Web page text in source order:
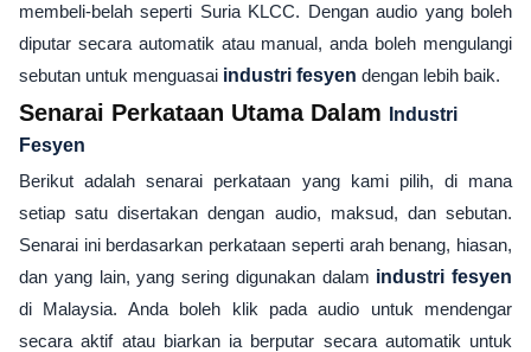
membeli-belah seperti Suria KLCC. Dengan audio yang boleh
diputar secara automatik atau manual, anda boleh mengulangi
sebutan untuk menguasai industri fesyen dengan lebih baik.
Senarai Perkataan Utama Dalam
Industri
Fesyen
Berikut adalah senarai perkataan yang kami pilih, di mana
setiap satu disertakan dengan audio, maksud, dan sebutan.
Senarai ini berdasarkan perkataan seperti arah benang, hiasan,
dan yang lain, yang sering digunakan dalam industri fesyen
di Malaysia. Anda boleh klik pada audio untuk mendengar
secara aktif atau biarkan ia berputar secara automatik untuk